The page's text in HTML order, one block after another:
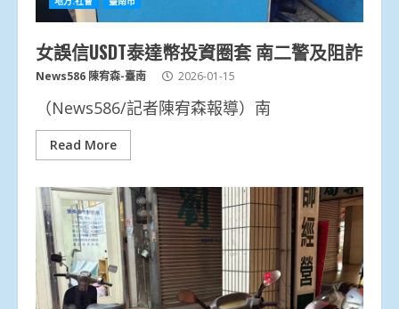
女誤信USDT泰達幣投資圈套 南二警及阻詐
News586 陳宥森-臺南 2026-01-15
（News586/記者陳宥森報導）南
Read More